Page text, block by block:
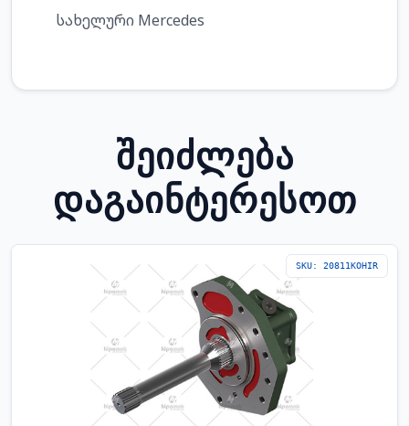
სახელური Mercedes
ᲨᲔᲘᲫᲚᲔᲑᲐ
ᲓᲐᲒᲐᲘᲜᲢᲔᲠᲔᲡᲝᲗ
SKU: 20811KOHIR